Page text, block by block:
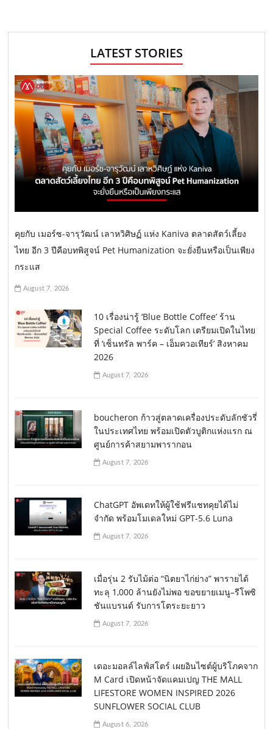
LATEST STORIES
คุยกับ เมอร์ซ-จารุวัฒน์ เลาหวิศิษฏ์ แห่ง Kaniva ตลาดสัตว์เลี้ยง
ไทย อีก 3 ปีคือบทพิสูจน์ Pet Humanization จะยั่งยืนหรือเป็นเพียง
กระแส
August 7, 2026
10 เรื่องน่ารู้ ‘Blue Bottle Coffee’ ร้าน
Special Coffee ระดับโลก เตรียมเปิดในไทย
ที่ ‘เซ็นทรัล พาร์ค – เอ็มควอเทียร์’ สิงหาคม
2026
August 7, 2026
boucheron ก้าวสู่ตลาดเครื่องประดับลักชัวรี่
ในประเทศไทย พร้อมเปิดตัวบูติกแห่งแรก ณ
ศูนย์การค้าสยามพารากอน
August 7, 2026
ChatGPT อัพเดทให้ผู้ใช้ฟรีแชทคุยได้ไม่
จำกัด พร้อมโมเดลใหม่ GPT-5.6 Luna
August 7, 2026
เมื่อรุ่น 2 รับไม้ต่อ “นิตยาไก่ย่าง” พารายได้
ทะลุ 1,000 ล้านยังไม่พอ ขอขยายเมนู–รีโพซิ
ชันแบรนด์ รับการโตระยะยาว
August 7, 2026
เดอะมอลล์ไลฟ์สโตร์ เผยอินไซต์ผู้บริโภคจาก
M Card เปิดหน้าจัดแคมเปญ THE MALL
LIFESTORE WOMEN INSPIRED 2026
SUNFLOWER SOCIAL CLUB
August 6, 2026